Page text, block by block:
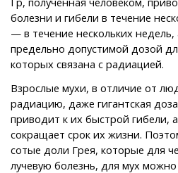
болезни и гибели в течение
— в течение нескольких недель,
предельно допустимой дозой
которых связана с радиацией.
Взрослые мухи, в отличие от
радиацию, даже гигантская
приводит к их быстрой гибели,
сокращает срок их жизни.
сотые доли Грея, которые для
лучевую болезнь, для мух